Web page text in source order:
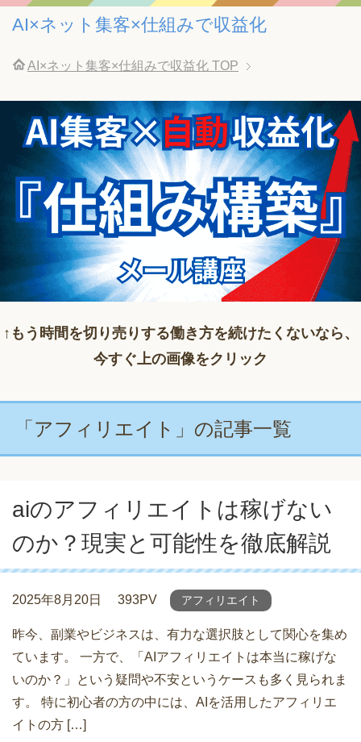
AI×ネット集客×仕組みで収益化
AI×ネット集客×仕組みで収益化 TOP
↑もう時間を切り売りする働き方を続けたくないなら、
今すぐ上の画像をクリック
「アフィリエイト」の記事一覧
aiのアフィリエイトは稼げない
のか？現実と可能性を徹底解説
2025年8月20日 393PV アフィリエイト
昨今、副業やビジネスは、有力な選択肢として関心を集め
ています。 一方で、「AIアフィリエイトは本当に稼げな
いのか？」という疑問や不安というケースも多く見られま
す。 特に初心者の方の中には、AIを活用したアフィリエ
イトの方 […]